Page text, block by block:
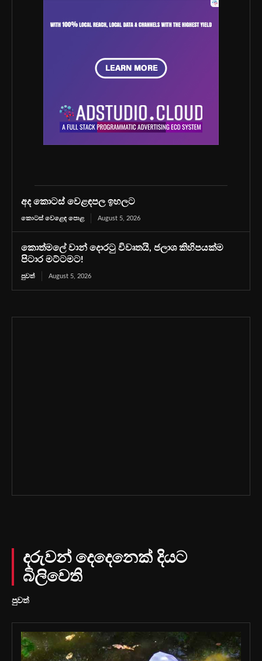
අද කොටස් වෙළඳපල ඉහලට
කොටස් වෙළෙඳ පොළ August 5, 2026
කොත්මලේ වාන් දොරටු විවෘතයි, ජලාශ කිහිපයක්ම
පිටාර මට්ටමට!
පුවත් August 5, 2026